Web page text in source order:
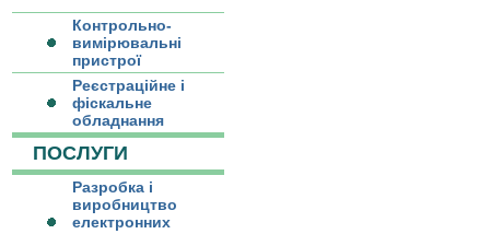
Контрольно-
вимірювальні
пристрої
Реєстраційне і
фіскальне
обладнання
ПОСЛУГИ
Разробка і
виробництво
електронних